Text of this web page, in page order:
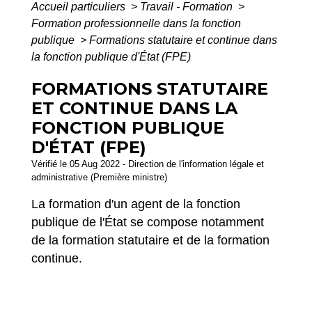
Accueil particuliers > Travail - Formation >
Formation professionnelle dans la fonction
publique > Formations statutaire et continue dans
la fonction publique d'État (FPE)
FORMATIONS STATUTAIRE
ET CONTINUE DANS LA
FONCTION PUBLIQUE
D'ÉTAT (FPE)
Vérifié le 05 Aug 2022 - Direction de l'information légale et
administrative (Première ministre)
La formation d'un agent de la fonction
publique de l'État se compose notamment
de la formation statutaire et de la formation
continue.